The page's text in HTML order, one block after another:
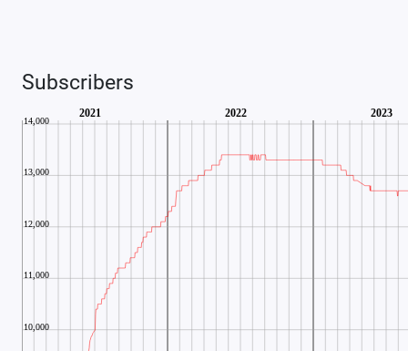
Subscribers